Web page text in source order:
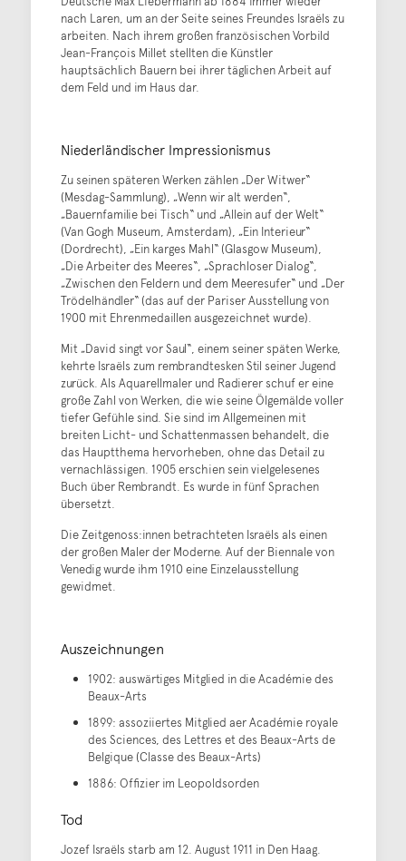
nach Laren, um an der Seite seines Freundes Israëls zu
arbeiten. Nach ihrem großen französischen Vorbild
Jean-François Millet stellten die Künstler
hauptsächlich Bauern bei ihrer täglichen Arbeit auf
dem Feld und im Haus dar.
Niederländischer Impressionismus
Zu seinen späteren Werken zählen „Der Witwer“
(Mesdag-Sammlung), „Wenn wir alt werden“,
„Bauernfamilie bei Tisch“ und „Allein auf der Welt“
(Van Gogh Museum, Amsterdam), „Ein Interieur“
(Dordrecht), „Ein karges Mahl“ (Glasgow Museum),
„Die Arbeiter des Meeres“, „Sprachloser Dialog“,
„Zwischen den Feldern und dem Meeresufer“ und „Der
Trödelhändler“ (das auf der Pariser Ausstellung von
1900 mit Ehrenmedaillen ausgezeichnet wurde).
Mit „David singt vor Saul“, einem seiner späten Werke,
kehrte Israëls zum rembrandtesken Stil seiner Jugend
zurück. Als Aquarellmaler und Radierer schuf er eine
große Zahl von Werken, die wie seine Ölgemälde voller
tiefer Gefühle sind. Sie sind im Allgemeinen mit
breiten Licht- und Schattenmassen behandelt, die
das Hauptthema hervorheben, ohne das Detail zu
vernachlässigen. 1905 erschien sein vielgelesenes
Buch über Rembrandt. Es wurde in fünf Sprachen
übersetzt.
Die Zeitgenoss:innen betrachteten Israëls als einen
der großen Maler der Moderne. Auf der Biennale von
Venedig wurde ihm 1910 eine Einzelausstellung
gewidmet.
Auszeichnungen
1902: auswärtiges Mitglied in die Académie des
Beaux-Arts
1899: assoziiertes Mitglied aer Académie royale
des Sciences, des Lettres et des Beaux-Arts de
Belgique (Classe des Beaux-Arts)
1886: Offizier im Leopoldsorden
Tod
Jozef Israëls starb am 12. August 1911 in Den Haag.